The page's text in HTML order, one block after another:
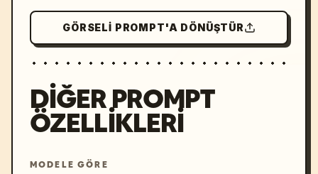
GÖRSELI PROMPT'A DÖNÜŞTÜR
DIĞER PROMPT
ÖZELLIKLERI
MODELE GÖRE